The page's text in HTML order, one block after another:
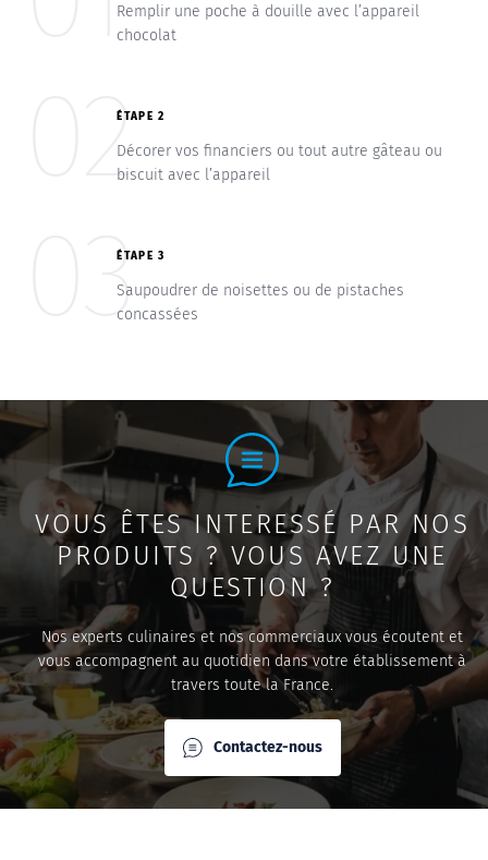
Remplir une poche à douille avec l’appareil
chocolat
02ÉTAPE 2
Décorer vos financiers ou tout autre gâteau ou
biscuit avec l’appareil
03ÉTAPE 3
Saupoudrer de noisettes ou de pistaches
concassées
VOUS ÊTES INTERESSÉ PAR NOS
PRODUITS ? VOUS AVEZ UNE
QUESTION ?
Nos experts culinaires et nos commerciaux vous écoutent et
vous accompagnent au quotidien dans votre établissement à
travers toute la France.
Contactez-nous